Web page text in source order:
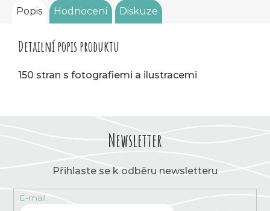
Popis Hodnocení Diskuze
Detailní popis produktu
150 stran s fotografiemi a ilustracemi
Newsletter
Přihlaste se k odběru newsletteru
E-mail